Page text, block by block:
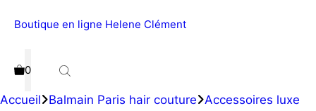
Boutique en ligne Helene Clément
0
Accueil Balmain Paris hair couture Accessoires luxe